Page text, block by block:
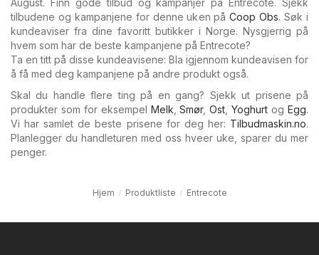
tilbudene og kampanjene for denne uken påCoop Obs. Søk i
kundeaviser fra dine favoritt butikker i Norge. Nysgjerrig på
hvem som har de beste kampanjene på Entrecote?
Ta en titt på disse kundeavisene: Bla igjennom kundeavisen for
å få med deg kampanjene på andre produkt også.
Skal du handle flere ting på en gang? Sjekk ut prisene på
produkter som for eksempel Melk ,Smør,Ost ,Yoghurt ogEgg.
Vi har samlet de beste prisene for deg her: Tilbudmaskin.no.
Planlegger du handleturen med oss hveer uke, sparer du mer
penger.
Hjem Produktliste Entrecote